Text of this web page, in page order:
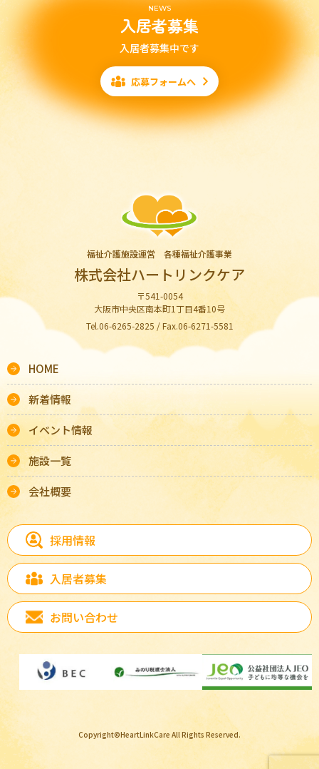
NEWS
入居者募集
入居者募集中です
応募フォームへ
福祉介護施設運営 各種福祉介護事業
株式会社ハートリンクケア
〒541-0054
大阪市中央区南本町1丁目4番10号
Tel.06-6265-2825 / Fax.06-6271-5581
HOME
新着情報
イベント情報
施設一覧
会社概要
採用情報
入居者募集
お問い合わせ
Copyright©HeartLinkCare All Rights Reserved.